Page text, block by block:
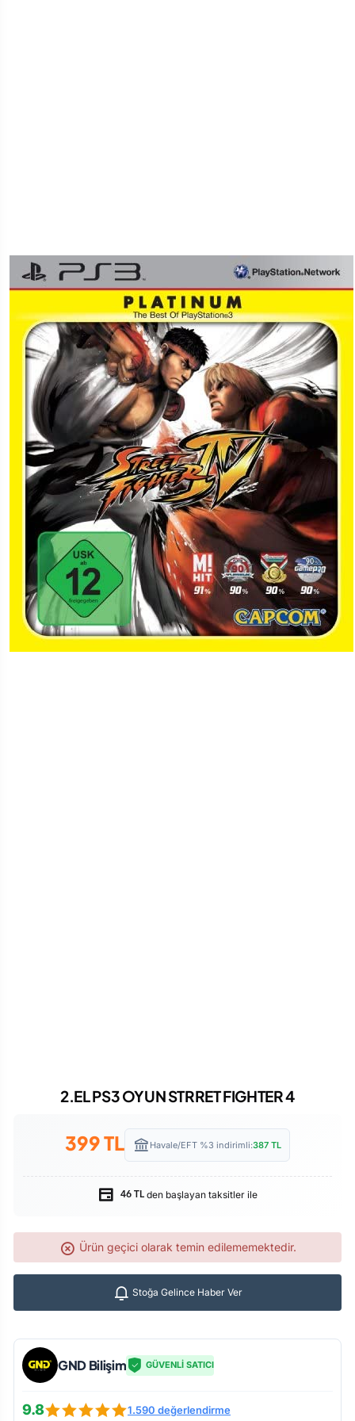
2.EL PS3 OYUN STRRET FIGHTER 4
399TL Havale/EFT %3 indirimli:387 TL
46 TL den başlayan taksitler ile
Ürün geçici olarak temin edilememektedir.
Stoğa Gelince Haber Ver
GND Bilişim GÜVENLİ SATICI
9.8 1.590 değerlendirme